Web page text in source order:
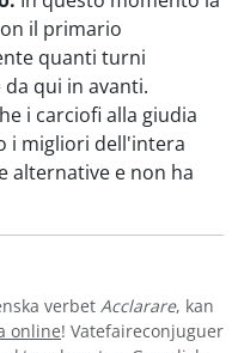
il primario
quanti turni
qui in avanti.
i carciofi alla giudia
i migliori dell'intera
alternative e non ha
verbet Acclarare, kan
online! Vatefaireconjuguer